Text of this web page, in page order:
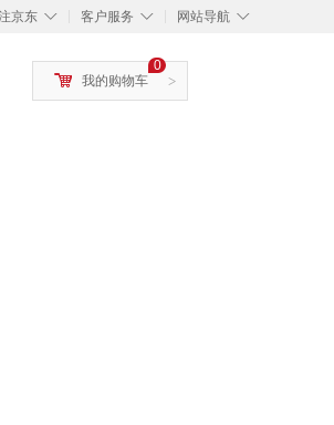
◇
京东 ◇
客户服务 ◇
网站导航
>
0
我的购物车